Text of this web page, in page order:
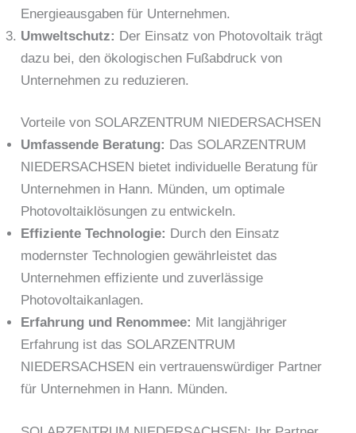
Energieausgaben für Unternehmen.
Umweltschutz: Der Einsatz von Photovoltaik trägt
dazu bei, den ökologischen Fußabdruck von
Unternehmen zu reduzieren.
Vorteile von SOLARZENTRUM NIEDERSACHSEN
Umfassende Beratung: Das SOLARZENTRUM
NIEDERSACHSEN bietet individuelle Beratung für
Unternehmen in Hann. Münden, um optimale
Photovoltaiklösungen zu entwickeln.
Effiziente Technologie: Durch den Einsatz
modernster Technologien gewährleistet das
Unternehmen effiziente und zuverlässige
Photovoltaikanlagen.
Erfahrung und Renommee: Mit langjähriger
Erfahrung ist das SOLARZENTRUM
NIEDERSACHSEN ein vertrauenswürdiger Partner
für Unternehmen in Hann. Münden.